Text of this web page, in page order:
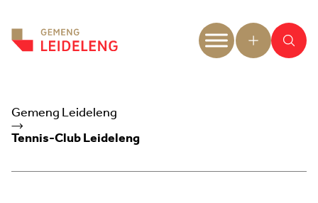
Gemeng Leideleng
Tennis-Club Leideleng